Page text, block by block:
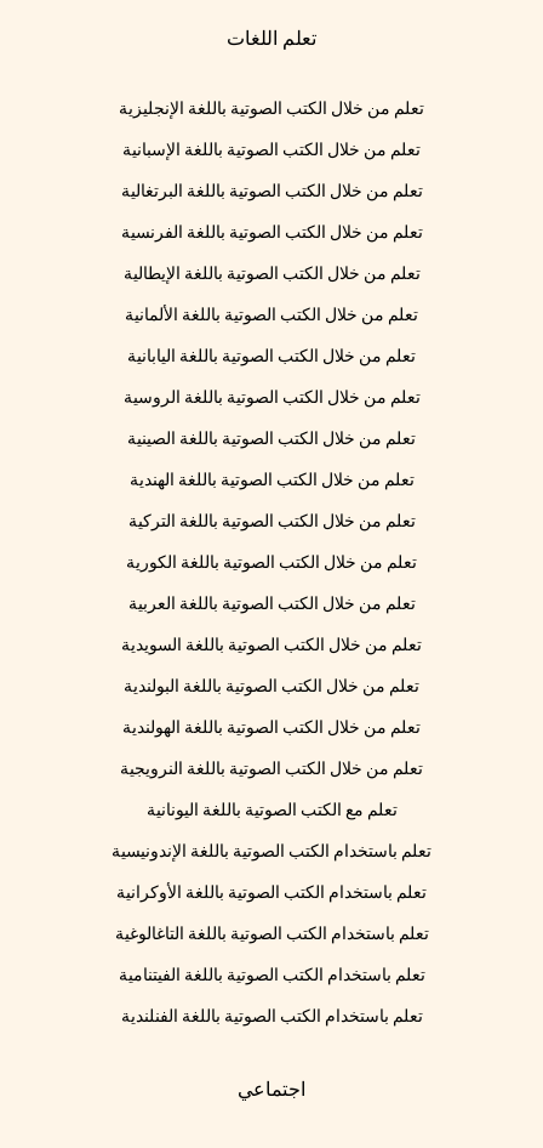
تعلم اللغات
تعلم من خلال الكتب الصوتية باللغة الإنجليزية
تعلم من خلال الكتب الصوتية باللغة الإسبانية
تعلم من خلال الكتب الصوتية باللغة البرتغالية
تعلم من خلال الكتب الصوتية باللغة الفرنسية
تعلم من خلال الكتب الصوتية باللغة الإيطالية
تعلم من خلال الكتب الصوتية باللغة الألمانية
تعلم من خلال الكتب الصوتية باللغة اليابانية
تعلم من خلال الكتب الصوتية باللغة الروسية
تعلم من خلال الكتب الصوتية باللغة الصينية
تعلم من خلال الكتب الصوتية باللغة الهندية
تعلم من خلال الكتب الصوتية باللغة التركية
تعلم من خلال الكتب الصوتية باللغة الكورية
تعلم من خلال الكتب الصوتية باللغة العربية
تعلم من خلال الكتب الصوتية باللغة السويدية
تعلم من خلال الكتب الصوتية باللغة البولندية
تعلم من خلال الكتب الصوتية باللغة الهولندية
تعلم من خلال الكتب الصوتية باللغة النرويجية
تعلم مع الكتب الصوتية باللغة اليونانية
تعلم باستخدام الكتب الصوتية باللغة الإندونيسية
تعلم باستخدام الكتب الصوتية باللغة الأوكرانية
تعلم باستخدام الكتب الصوتية باللغة التاغالوغية
تعلم باستخدام الكتب الصوتية باللغة الفيتنامية
تعلم باستخدام الكتب الصوتية باللغة الفنلندية
اجتماعي